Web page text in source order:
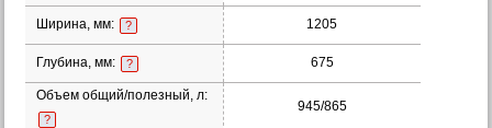
Ширина, мм: ? 1205
Глубина, мм: ? 675
Объем общий/полезный, л:
?
945/865